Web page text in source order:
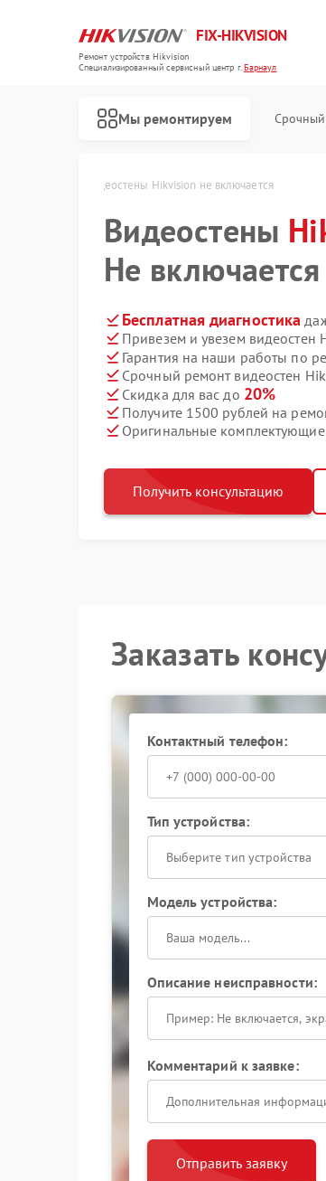
FIX-HIKVISION
Ремонт устройств Hikvision
Специализированный cервисный центр г.Барнаул
Мы ремонтируем
Видеостены Hikvision не включается
Видеостены
Не включается
Бесплатная диагностика
Привезем и увезем видеостен
Гарантия на наши работы по
Срочный ремонт видеостен
Скидка для вас до 20%
Получите 1500 рублей на
Оригинальные
Получить консультацию
Заказать
Контактный телефон:
Тип устройства:
Выберите тип устройства
Модель устройства:
Описание неисправности:
Комментарий к заявке:
Отправить заявку